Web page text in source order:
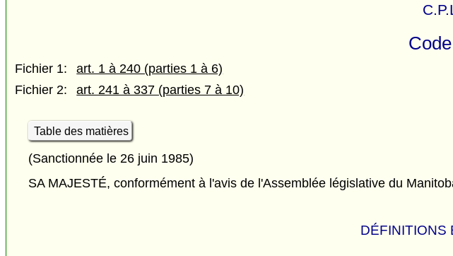
Fichier 1:
art. 1 à 240 (parties 1 à 6)
Fichier 2:
art. 241 à 337 (parties 7 à 10)
Table des matières
(Sanctionnée le 26 juin 1985)
SA MAJESTÉ, conformément à l'avis de l'Assemblée législative du
DÉFINITIONS